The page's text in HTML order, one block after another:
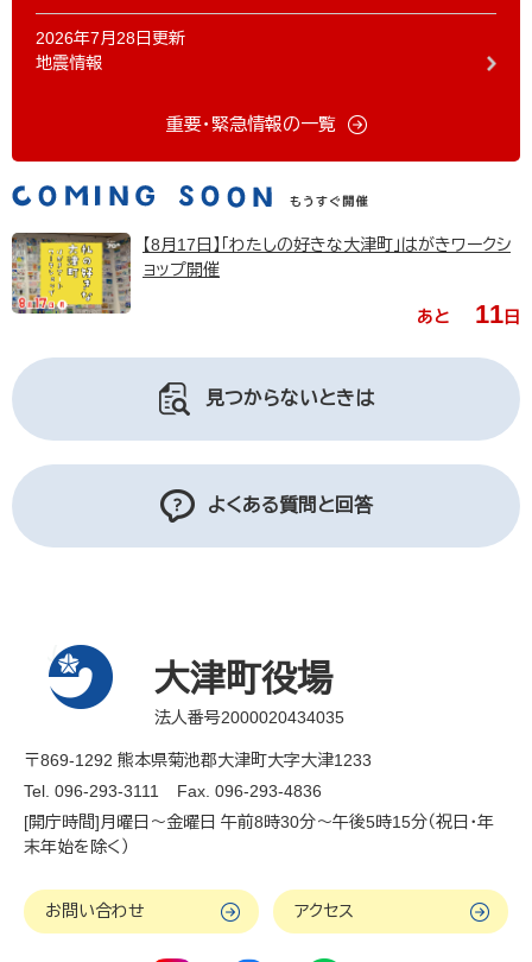
2026年7月28日更新
地震情報
重要・緊急情報の一覧
【8月17日】「わたしの好きな大津町」はがきワークシ
ョップ開催
あと 11日
見つからないときは
よくある質問と回答
大津町役場
法人番号2000020434035
〒869-1292 熊本県菊池郡大津町大字大津1233
Tel. 096-293-3111
Fax. 096-293-4836
[開庁時間]月曜日～金曜日 午前8時30分～午後5時15分（祝日・年
末年始を除く）
お問い合わせ アクセス